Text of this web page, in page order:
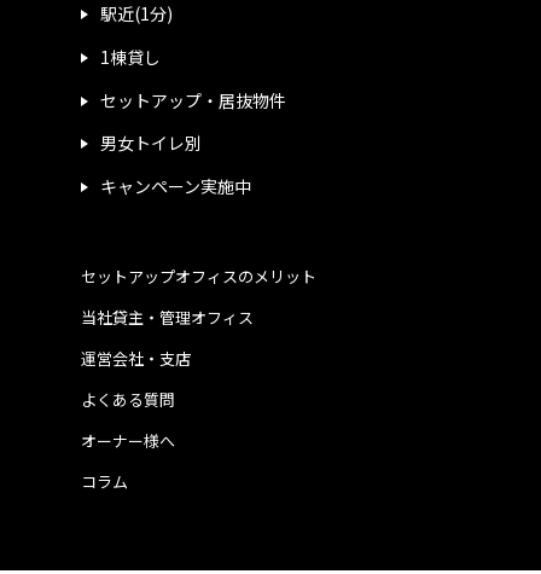
駅近(1分)
1棟貸し
セットアップ・居抜物件
男女トイレ別
キャンペーン実施中
運営会社・支店
よくある質問
当社貸主・管理オフィス
オーナー様へ
コラム
セットアップオフィスのメリット